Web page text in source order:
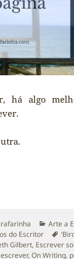
há algo
Arte a
do Escritor
Gilbert, Escrever
,On Writing,